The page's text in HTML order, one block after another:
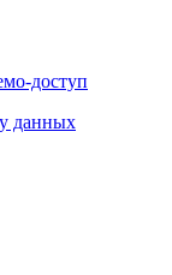
доступ
данных